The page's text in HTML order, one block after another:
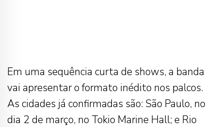
Em uma sequência curta de shows, a banda
vai apresentar o formato inédito nos palcos.
As cidades já confirmadas são: São Paulo, no
dia 2 de março, no Tokio Marine Hall; e Rio